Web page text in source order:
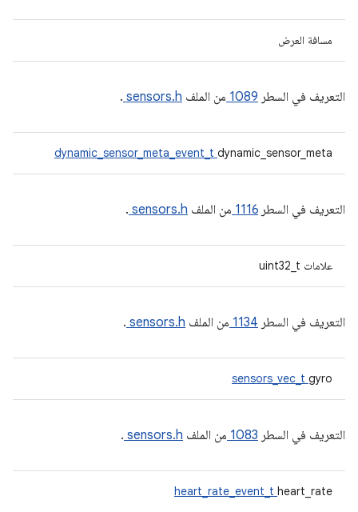
مسافة العرض
التعريف في السطر 1089 من الملف sensors.h
.
dynamic_sensor_meta_event_t dynamic_sensor_meta
التعريف في السطر 1116 من الملف sensors.h
.
علامات uint32_t
التعريف في السطر 1134 من الملف sensors.h
.
sensors_vec_t gyro
التعريف في السطر 1083 من الملف sensors.h
.
heart_rate_event_t heart_rate